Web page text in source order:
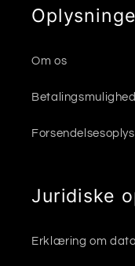
Om os
Juridiske
Erklæring om